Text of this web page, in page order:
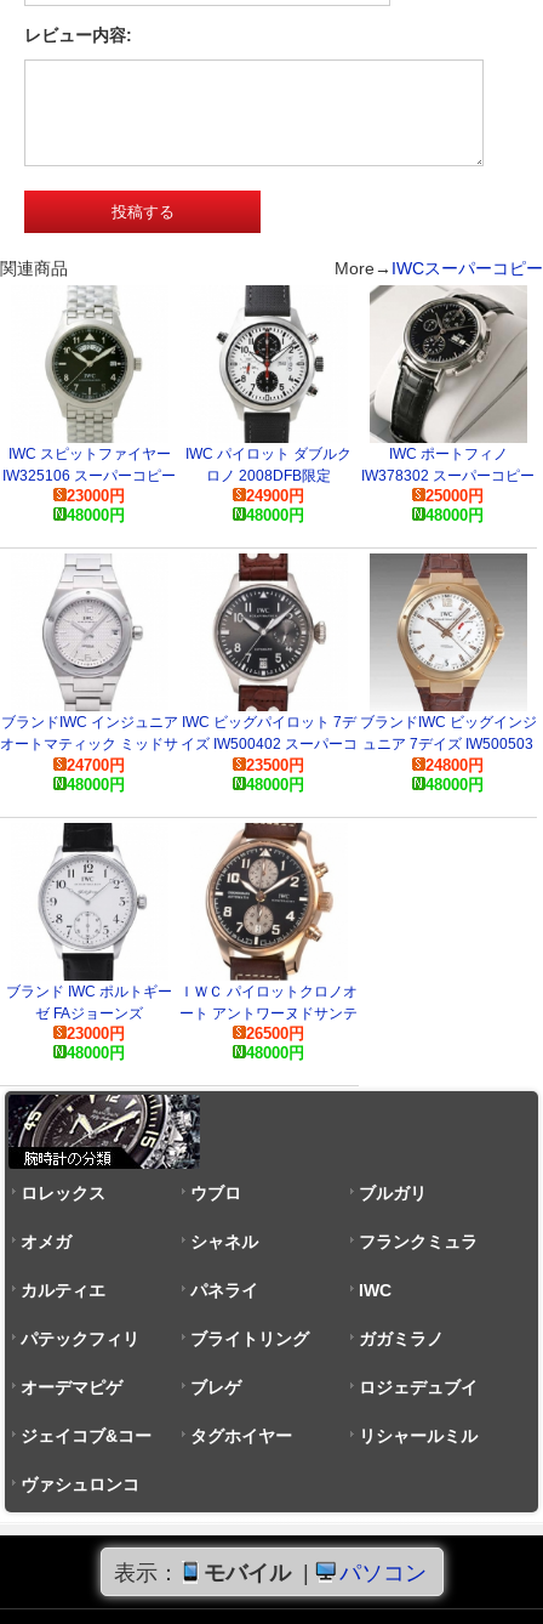
レビュー内容:
関連商品 More→ IWCスーパーコピー
IWC スピットファイヤー
IW325106 スーパーコピー
23000円
48000円
IWC パイロット ダブルク
ロノ 2008DFB限定
IW371803 スーパーコピー
24900円
48000円
IWC ポートフィノ
IW378302 スーパーコピー
時計
25000円
48000円
ブランドIWC インジュニア
オートマティック ミッドサ
イズIW451501 スーパーコ
ピー 時計
24700円
48000円
IWC ビッグパイロット 7デ
イズ IW500402 スーパーコ
ピー
23500円
48000円
ブランドIWC ビッグインジ
ュニア 7デイズ IW500503
スーパーコピー 時計
24800円
48000円
ブランド IWC ポルトギー
ゼ FAジョーンズ
IW544202 スーパーコピー
時計
23000円
48000円
ＩＷＣ パイロットクロノオ
ート アントワーヌドサンテ
グジュペリ IW387805 ス
ーパーコピー 時計
26500円
48000円
ロレックス ウブロ ブルガリ
オメガ シャネル フランクミュラ
ー
カルティエ パネライ IWC
パテックフィリ
ップ
ブライトリング ガガミラノ
オーデマピゲ ブレゲ ロジェデュブイ
ジェイコブ&コー タグホイヤー リシャールミル
ヴァシュロンコ
ンスタンタン
表示： モバイル | パソコン